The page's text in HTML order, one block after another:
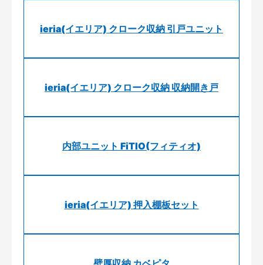
ieria(イエリア) クローク収納 引戸ユニット
ieria(イエリア) クローク収納 収納開き戸
内部ユニット FiTIO(フィティオ)
ieria(イエリア) 押入棚板セット